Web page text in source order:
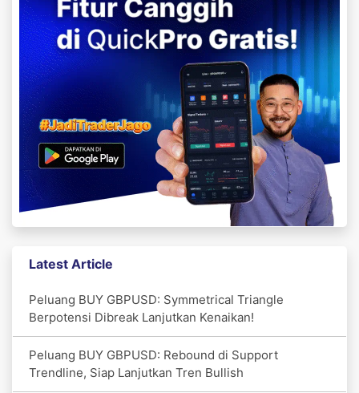
Latest Article
Peluang BUY GBPUSD: Symmetrical Triangle
Berpotensi Dibreak Lanjutkan Kenaikan!
Peluang BUY GBPUSD: Rebound di Support
Trendline, Siap Lanjutkan Tren Bullish